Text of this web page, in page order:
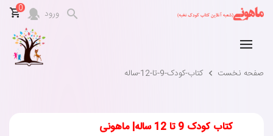
ورود 0
صفحه نخست کتاب-کودک-9-تا-12-ساله
کتاب کودک 9 تا 12 ساله| ماهونی